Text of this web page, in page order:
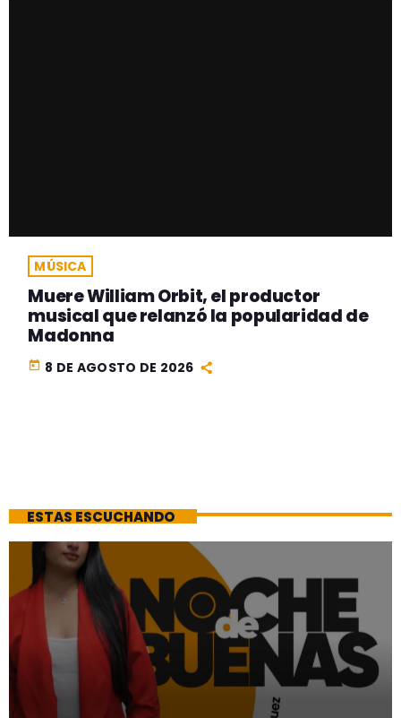
MÚSICA
Muere William Orbit, el productor
musical que relanzó la popularidad de
Madonna
today 8 DE AGOSTO DE 2026
ESTAS ESCUCHANDO